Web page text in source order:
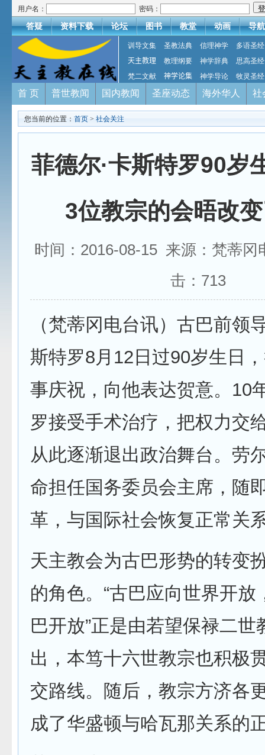
用户名： 密码：
答疑 资料下载 论坛 图书 教堂 动画 导航
训导文集 圣教法典 信理神学
多语圣经
天主教理
教理纲要 神学辞典
思高圣经
梵二文献
神学论集 神学导论 牧灵圣经
首 页 普世教闻 国内教闻 圣座动态 海外华人 社
您当前的位置： 首页 > 社会关注
菲德尔·卡斯特罗90岁
3位教宗的会晤改
时间：2016-08-15 来源：梵蒂
击： 713
（梵蒂冈电台讯）古巴前领
斯特罗8月12日过90岁生日
事庆祝，向他表达贺意。10
罗接受手术治疗，把权力交
从此逐渐退出政治舞台。劳
命担任国务委员会主席，随
革，与国际社会恢复正常关
天主教会为古巴形势的转变
的角色。“古巴应向世界开放
巴开放”正是由若望保禄二世
出，本笃十六世教宗也积极
交路线。随后，教宗方济各
成了华盛顿与哈瓦那关系的